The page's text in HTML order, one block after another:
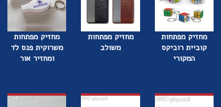
מחזיק מפתחות
קוביית רוביקס
המקורי
מחזיק מפתחות
משולב
מחזיק מפתחות
משרוקית פנס לד
ומחזיר אור